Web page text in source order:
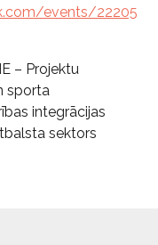
events/22205
– Projektu
sporta
integrācijas
sektors